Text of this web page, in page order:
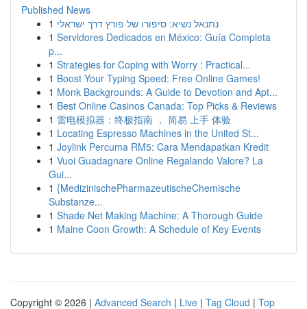
Published News
1 נתנאל נשיא: סיפורו של פורץ דרך ישראלי
1 Servidores Dedicados en México: Guía Completa
p...
1 Strategies for Coping with Worry : Practical...
1 Boost Your Typing Speed: Free Online Games!
1 Monk Backgrounds: A Guide to Devotion and Apt...
1 Best Online Casinos Canada: Top Picks & Reviews
1 雷电模拟器：终极指南 ， 简易 上手 体验
1 Locating Espresso Machines in the United St...
1 Joylink Percuma RM5: Cara Mendapatkan Kredit
1 Vuoi Guadagnare Online Regalando Valore? La
Gui...
1 {MedizinischePharmazeutischeChemische
Substanze...
1 Shade Net Making Machine: A Thorough Guide
1 Maine Coon Growth: A Schedule of Key Events
Copyright © 2026 | Advanced Search | Live | Tag Cloud | Top